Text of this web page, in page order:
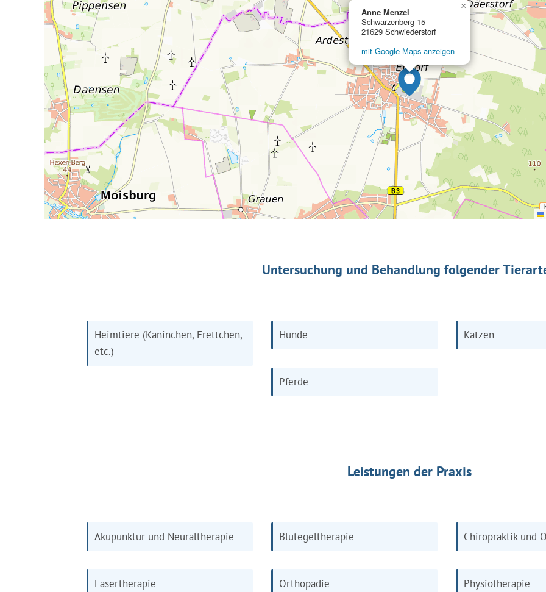
Anne Menzel
Schwarzenberg 15
21629 Schwiederstorf
mit Google Maps anzeigen
×
Untersuchung und Behandlung folgender
Heimtiere (Kaninchen, Frettchen,
etc.)
Hunde Katzen
Pferde
Leistungen der Praxis
Akupunktur und Neuraltherapie Blutegeltherapie Chiropraktik und
Lasertherapie Orthopädie Physiotherapie